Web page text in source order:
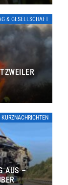
& GESELLSCHAFT
KURZNACHRICHTEN
AUS –